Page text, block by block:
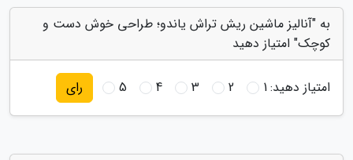
به "آنالیز ماشین ریش تراش یاندو؛ طراحی خوش دست و
کوچک" امتیاز دهید
امتیاز دهید:1
2
3
4
5 رای